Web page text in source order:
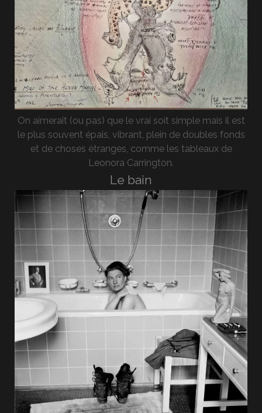
On aimerait (ou pas) que le vrai soit simple mais il est
le plus souvent épais, vibrant, plein de doubles fonds
et de choses étranges, comme les tableaux de
Leonora Carrington.
Le bain